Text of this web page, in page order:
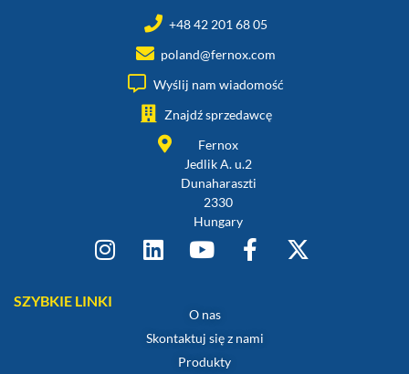
+48 42 201 68 05
poland@fernox.com
Wyślij nam wiadomość
Znajdź sprzedawcę
Fernox
Jedlik A. u.2
Dunaharaszti
2330
Hungary
SZYBKIE LINKI
O nas
Skontaktuj się z nami
Produkty